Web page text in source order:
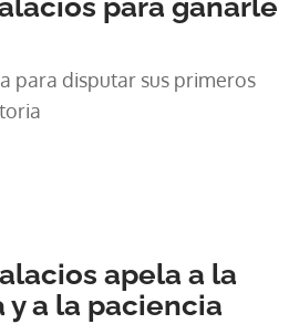
para ganarle
para disputar sus primeros
apela a la
a la paciencia